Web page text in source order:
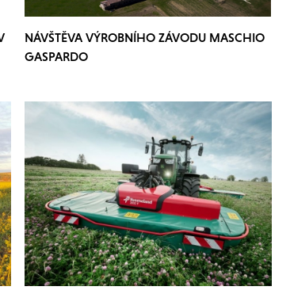
NÁVŠTĚVA VÝROBNÍHO ZÁVODU MASCHIO
GASPARDO